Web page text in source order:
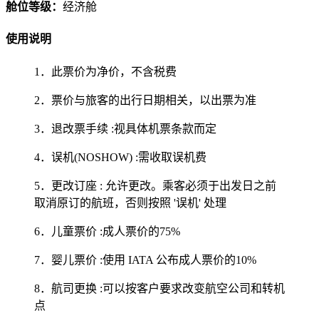
舱位等级： 经济舱
使用说明
1．此票价为净价，不含税费
2．票价与旅客的出行日期相关，以出票为准
3．退改票手续 :视具体机票条款而定
4．误机(NOSHOW) :需收取误机费
5．更改订座 : 允许更改。乘客必须于出发日之前
取消原订的航班，否则按照 '误机' 处理
6．儿童票价 :成人票价的75%
7．婴儿票价 :使用 IATA 公布成人票价的10%
8．航司更换 :可以按客户要求改变航空公司和转机
点